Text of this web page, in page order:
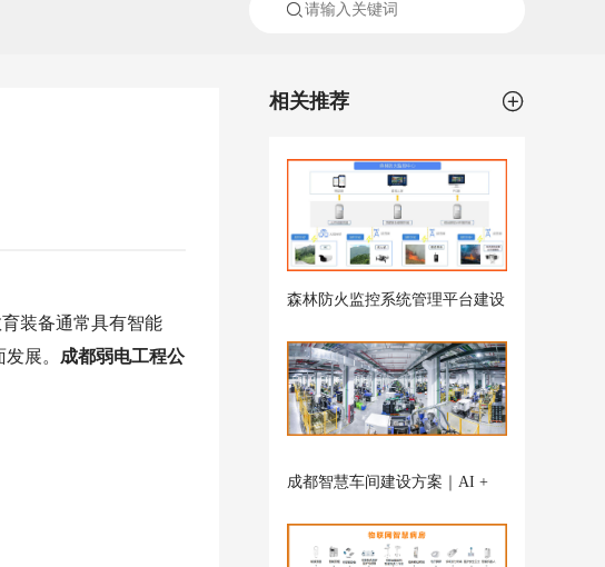

装备通常具有智能
展。 成都弱电工程公
相关推荐 
森林防火监控系统管理平台建设
成都智慧车间建设方案｜AI +